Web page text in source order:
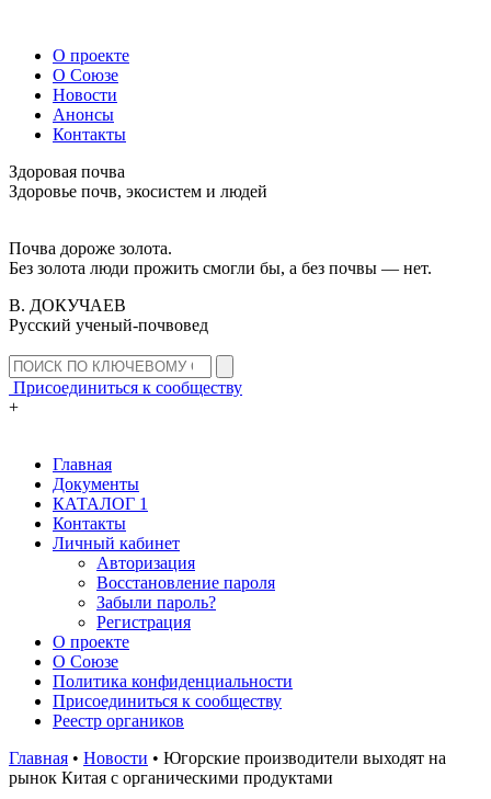
О проекте
О Союзе
Новости
Анонсы
Контакты
Здоровая почва
Здоровье почв, экосистем и людей
Почва дороже золота.
Без золота люди прожить смогли бы, а без почвы — нет.
В. ДОКУЧАЕВ
Русский ученый-почвовед
Присоединиться к сообществу
+
Главная
Документы
КАТАЛОГ 1
Контакты
Личный кабинет
Авторизация
Восстановление пароля
Забыли пароль?
Регистрация
О проекте
О Союзе
Политика конфиденциальности
Присоединиться к сообществу
Реестр органиков
Главная • Новости • Югорские производители выходят на
рынок Китая с органическими продуктами